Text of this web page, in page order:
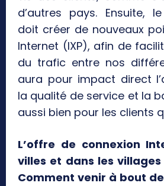
d’autres pays. Ensuite,
doit créer de nouveaux
Internet (IXP), afin de
du trafic entre nos
aura pour impact direct
la qualité de service et la
aussi bien pour les clients
L’offre de connexion
villes et dans les
Comment venir à bout